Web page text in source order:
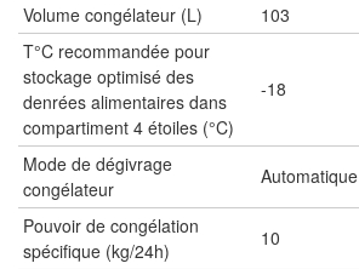
Volume congélateur (L)
103
T°C recommandée pour
stockage optimisé des
denrées alimentaires dans
compartiment 4 étoiles (°C)
-18
Mode de dégivrage
congélateur
Automatique
Pouvoir de congélation
spécifique (kg/24h)
10